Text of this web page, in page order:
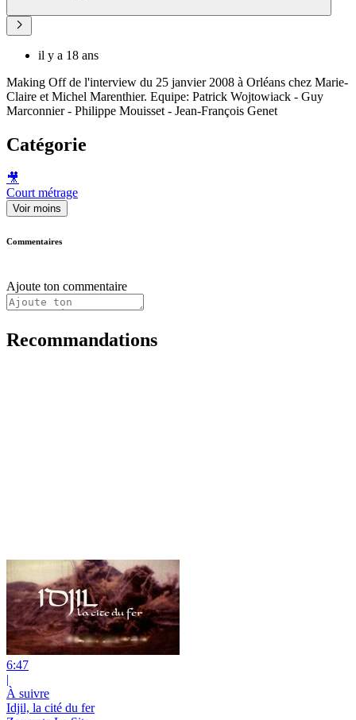
il y a 18 ans
Making Off de l'interview du 25 janvier 2008 à Orléans chez Marie-
Claire et Michel Marenthier. Equipe: Patrick Wojtowiack - Guy
Marconnier - Philippe Mouisset - Jean-François Genet
Catégorie
🎥
Court métrage
Voir moins
Commentaires
Ajoute ton commentaire
Recommandations
6:47
|
À suivre
Idjil, la cité du fer